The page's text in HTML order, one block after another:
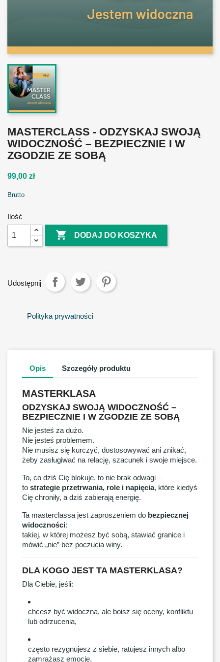
MASTERCLASS - ODZYSKAJ SWOJĄ
WIDOCZNOŚĆ – BEZPIECZNIE I W
ZGODZIE ZE SOBĄ
99,00 zł
Brutto
Ilość
 DODAJ DO KOSZYKA
Udostępnij
Polityka prywatności
Opis Szczegóły produktu
MASTERKLASA
ODZYSKAJ SWOJĄ WIDOCZNOŚĆ –
BEZPIECZNIE I W ZGODZIE ZE SOBĄ
Nie jesteś za dużo.
Nie jesteś problemem.
Nie musisz się kurczyć, dostosowywać ani znikać,
żeby zasługiwać na relację, szacunek i swoje miejsce.
To, co dziś Cię blokuje, to nie brak odwagi –
to strategie przetrwania, role i napięcia, które kiedyś
Cię chroniły, a dziś zabierają energię.
Ta masterclassa jest zaproszeniem do bezpiecznej
widoczności:
takiej, w której możesz być sobą, stawiać granice i
mówić „nie” bez poczucia winy.
DLA KOGO JEST TA MASTERKLASA?
Dla Ciebie, jeśli:
chcesz być widoczna, ale boisz się oceny, konfliktu
lub odrzucenia,
często rezygnujesz z siebie, ratujesz innych albo
zamrażasz emocje,